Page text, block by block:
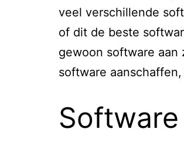
veel verschillende
of dit de beste
gewoon software
software